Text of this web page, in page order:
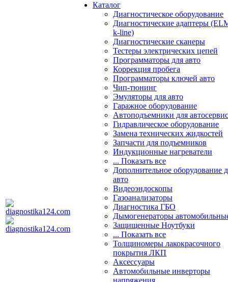
Каталог
Диагностическое оборудование
Диагностические адаптеры
k-line)
Диагностические сканеры
Тестеры электрических цепей
Программаторы для авто
Коррекция пробега
Программаторы ключей авто
Чип-тюнинг
Эмуляторы для авто
Гаражное оборудование
Автоподъемники для
Гидравлическое оборудование
Замена технических жидкостей
Запчасти для подъемников
Индукционные нагреватели
... Показать все
Дополнительное оборудование
авто
Видеоэндоскопы
Газоанализаторы
Диагностика ГБО
Дымогенераторы
Защищенные Ноутбуки
... Показать все
Толщиномеры лакокрасочного
покрытия ЛКП
Аксессуары
Автомобильные инверторы
напряжения